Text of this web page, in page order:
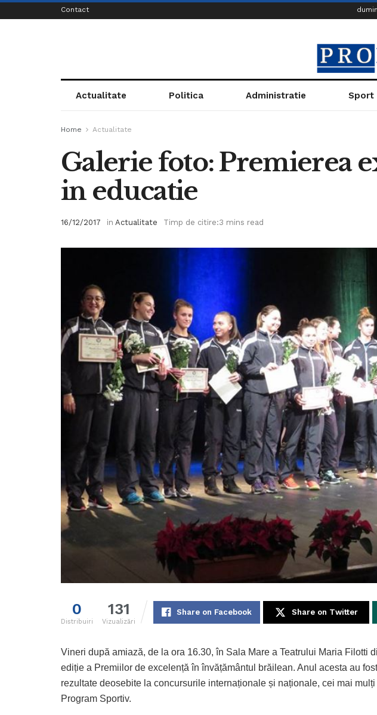
Contact
Actualitate Politica Administratie Sport
Home Actualitate
Galerie foto: Premierea
in educatie
16/12/2017 in Actualitate Timp de citire:3 mins read
0
Distribuiri
131
Vizualizări
Share on Facebook Share on Twitter
Vineri după amiază, de la ora 16.30, în Sala Mare a Teatrului Maria Filotti
ediție a Premiilor de excelență în învățământul brăilean. Anul acesta au
rezultate deosebite la concursurile internaționale și naționale, cei mai
Program Sportiv.